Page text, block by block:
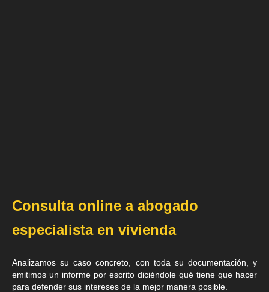
Consulta online a abogado
especialista en vivienda
Analizamos su caso concreto, con toda su documentación, y
emitimos un informe por escrito diciéndole qué tiene que hacer
para defender sus intereses de la mejor manera posible.